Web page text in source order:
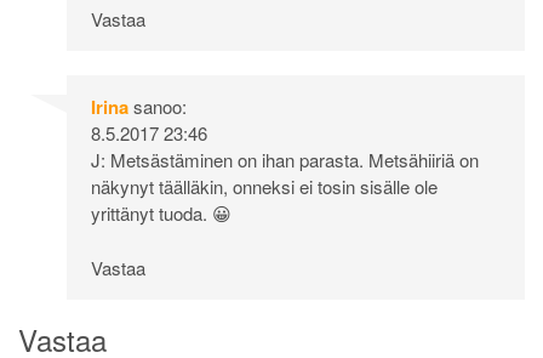
Vastaa
Irinasanoo:
8.5.2017 23:46
J: Metsästäminen on ihan parasta. Metsähiiriä on
näkynyt täälläkin, onneksi ei tosin sisälle ole
yrittänyt tuoda. 😀
Vastaa
Vastaa